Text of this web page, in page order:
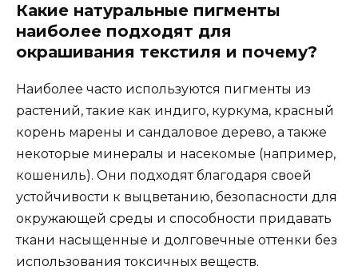
Какие натуральные пигменты
наиболее подходят для
окрашивания текстиля и почему?
Наиболее часто используются пигменты из
растений, такие как индиго, куркума, красный
корень марены и сандаловое дерево, а также
некоторые минералы и насекомые (например,
кошениль). Они подходят благодаря своей
устойчивости к выцветанию, безопасности для
окружающей среды и способности придавать
ткани насыщенные и долговечные оттенки без
использования токсичных веществ.